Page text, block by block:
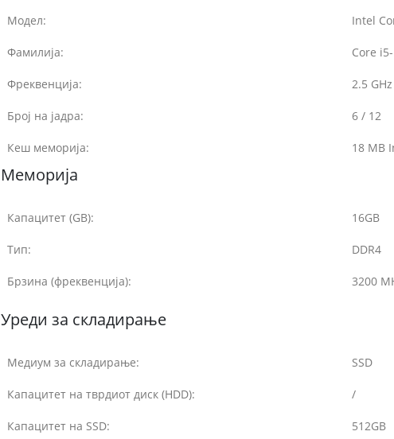
Модел: Intel
Фамилија: Core
Фреквенција: 2.5
Број на јадра: 6 / 12
Кеш меморија: 18 MB
Меморија
Капацитет (GB): 16GB
Тип: DDR4
Брзина (фреквенција): 3200
Уреди за складирање
Медиум за складирање: SSD
Капацитет на тврдиот диск (HDD): /
Капацитет на SSD: 512GB